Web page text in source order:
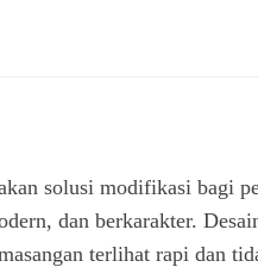
solusi modifikasi bagi
dan berkarakter.
terlihat rapi dan